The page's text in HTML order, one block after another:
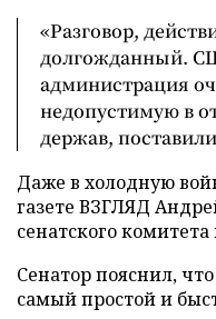
«Разговор,
долгожданный.
администрация
недопустимую в
держав,
Даже в холодную
газете ВЗГЛЯД
сенатского
Сенатор пояснил,
самый простой и